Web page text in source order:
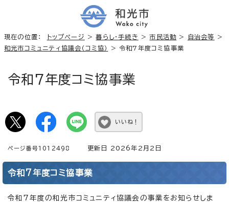
現在の位置： トップページ >暮らし・手続き >市民活動 > 自治会等
>
和光市コミュニティ協議会（コミ協）
> 令和7年度コミ協事業
令和7年度コミ協事業
いいね！
ページ番号1012498 更新日 2026年2月2日
令和7年度コミ協事業
令和7年度の和光市コミュニティ協議会の事業をお知らせしま